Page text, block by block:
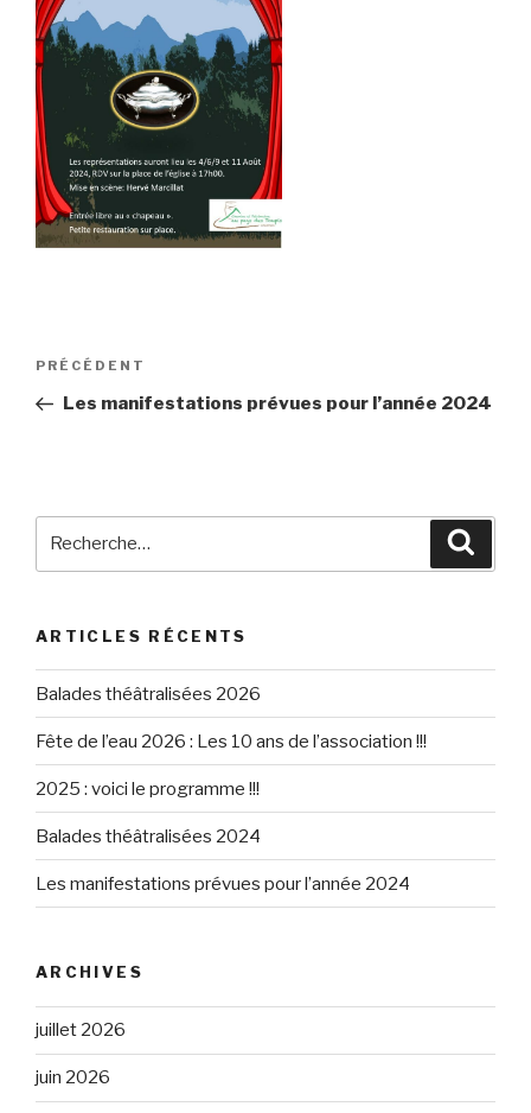
Navigation
l’article
Article
précédent
PRÉCÉDENT
Les manifestations prévues pour l’année 2024
ARTICLES RÉCENTS
Balades théâtralisées 2026
Fête de l’eau 2026 : Les 10 ans de l’association !!!
2025 : voici le programme !!!
Balades théâtralisées 2024
Les manifestations prévues pour l’année 2024
ARCHIVES
juillet 2026
juin 2026